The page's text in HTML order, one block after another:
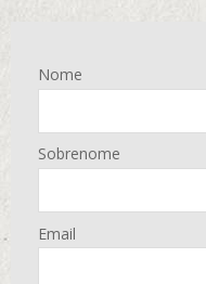
Nome
Sobrenome
Email